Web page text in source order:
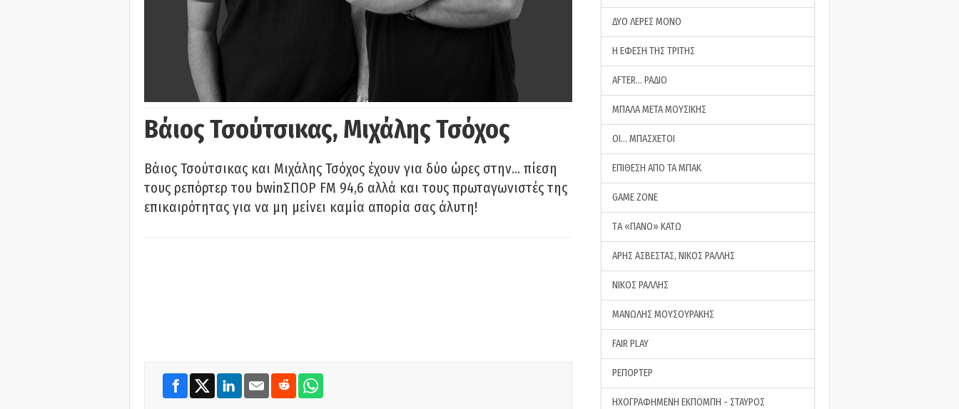
Βάιος Τσούτσικας, Μιχάλης Τσόχος
Βάιος Τσούτσικας και Μιχάλης Τσόχος έχουν για δύο ώρες στην… πίεση
τους ρεπόρτερ του bwinΣΠΟΡ FM 94,6 αλλά και τους πρωταγωνιστές της
επικαιρότητας για να μη μείνει καμία απορία σας άλυτη!
ΔΥΟ ΛΕΡΕΣ ΜΟΝΟ
Η ΕΦΕΣΗ ΤΗΣ ΤΡΙΤΗΣ
AFTER… ΡΑΔΙΟ
ΜΠΑΛΑ ΜΕΤΑ ΜΟΥΣΙΚΗΣ
ΟΙ… ΜΠΑΣΧΕΤΟΙ
ΕΠΙΘΕΣΗ ΑΠΟ ΤΑ ΜΠΑΚ
GAME ZONE
ΤA «ΠΑΝΟ» ΚΑΤΩ
ΑΡΗΣ ΑΣΒΕΣΤΑΣ, ΝΙΚΟΣ ΡΑΛΛΗΣ
ΝΙΚΟΣ ΡΑΛΛΗΣ
ΜΑΝΩΛΗΣ ΜΟΥΣΟΥΡΑΚΗΣ
FAIR PLAY
ΡΕΠΟΡΤΕΡ
ΗΧΟΓΡΑΦΗΜΕΝΗ ΕΚΠΟΜΠΗ - ΣΤΑΥΡΟΣ